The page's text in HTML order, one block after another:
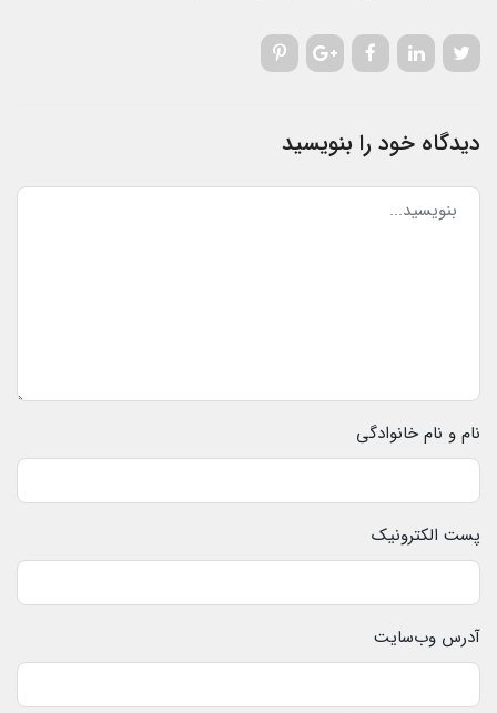
دیدگاه خود را بنویسید
نام و نام خانوادگی
پست الکترونیک
آدرس وب‌سایت